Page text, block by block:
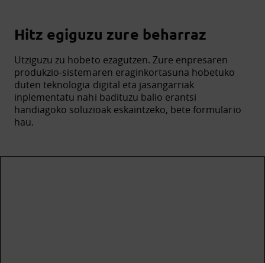
Hitz egiguzu zure beharraz
Utziguzu zu hobeto ezagutzen. Zure enpresaren
produkzio-sistemaren eraginkortasuna hobetuko
duten teknologia digital eta jasangarriak
inplementatu nahi badituzu balio erantsi
handiagoko soluzioak eskaintzeko, bete formulario
hau.